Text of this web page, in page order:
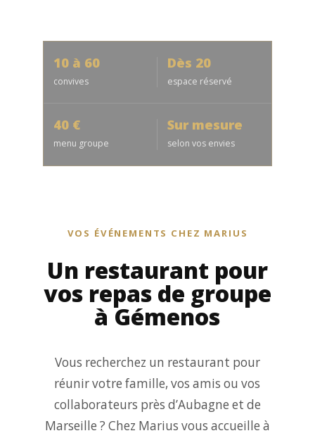
10 à 60
convives
Dès 20
espace réservé
40 €
menu groupe
Sur mesure
selon vos envies
VOS ÉVÉNEMENTS CHEZ MARIUS
Un restaurant pour
vos repas de groupe
à Gémenos
Vous recherchez un restaurant pour
réunir votre famille, vos amis ou vos
collaborateurs près d’Aubagne et de
Marseille ? Chez Marius vous accueille à